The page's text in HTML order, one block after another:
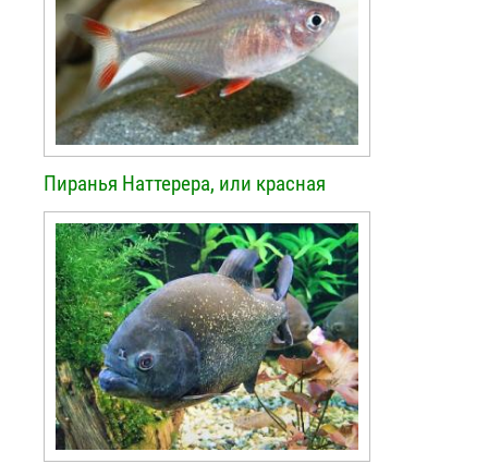
Пиранья Наттерера, или красная